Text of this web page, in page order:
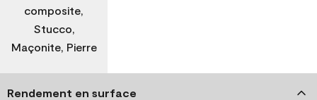
composite,
Stucco,
Maçonite, Pierre
Rendement en surface